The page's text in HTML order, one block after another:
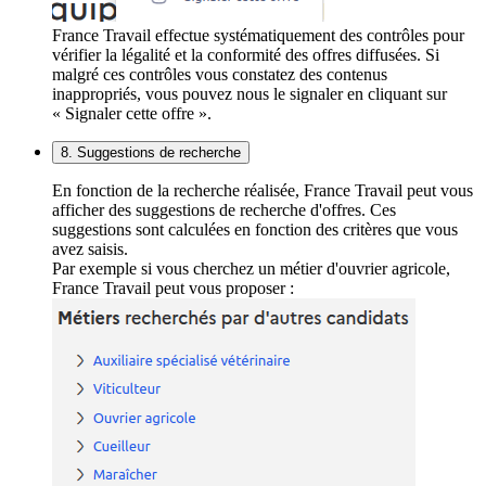
France Travail effectue systématiquement des contrôles pour
vérifier la légalité et la conformité des offres diffusées. Si
malgré ces contrôles vous constatez des contenus
inappropriés, vous pouvez nous le signaler en cliquant sur
« Signaler cette offre ».
8. Suggestions de recherche
En fonction de la recherche réalisée, France Travail peut vous
afficher des suggestions de recherche d'offres. Ces
suggestions sont calculées en fonction des critères que vous
avez saisis.
Par exemple si vous cherchez un métier d'ouvrier agricole,
France Travail peut vous proposer :